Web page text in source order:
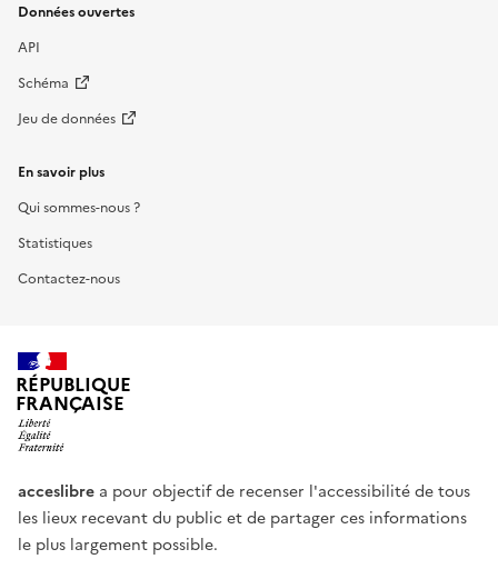
Données ouvertes
API
Schéma
Jeu de données
En savoir plus
Qui sommes-nous ?
Statistiques
Contactez-nous
RÉPUBLIQUE
FRANÇAISE
acceslibre a pour objectif de recenser l'accessibilité de tous
les lieux recevant du public et de partager ces informations
le plus largement possible.